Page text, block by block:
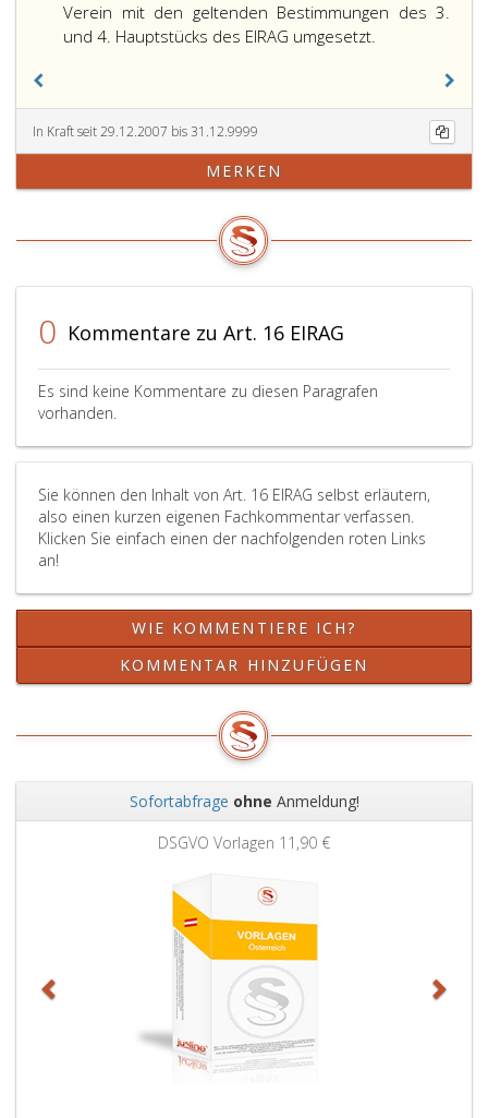
Verein mit den geltenden Bestimmungen des 3.
und 4. Hauptstücks des EIRAG umgesetzt.
In Kraft seit 29.12.2007 bis 31.12.9999
MERKEN
0 Kommentare zu Art. 16 EIRAG
Es sind keine Kommentare zu diesen Paragrafen
vorhanden.
Sie können den Inhalt von Art. 16 EIRAG selbst erläutern,
also einen kurzen eigenen Fachkommentar verfassen.
Klicken Sie einfach einen der nachfolgenden roten Links
an!
WIE KOMMENTIERE ICH?
KOMMENTAR HINZUFÜGEN
Sofortabfrage ohne Anmeldung!
DSGVO Vorlagen 11,90 €